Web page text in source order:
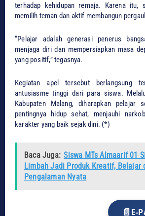
terhadap kehidupan remaja. Karena itu,
memilih teman dan aktif membangun
“Pelajar adalah generasi penerus
menjaga diri dan mempersiapkan masa
yang positif,” tegasnya.
Kegiatan apel tersebut berlangsung
antusiasme tinggi dari para siswa.
Kabupaten Malang, diharapkan pelajar
pentingnya hidup sehat, menjauhi
karakter yang baik sejak dini. (*)
Baca Juga: Siswa MTs Almaarif 01
Limbah Jadi Produk Kreatif, Belajar
Pengalaman Nyata
E-